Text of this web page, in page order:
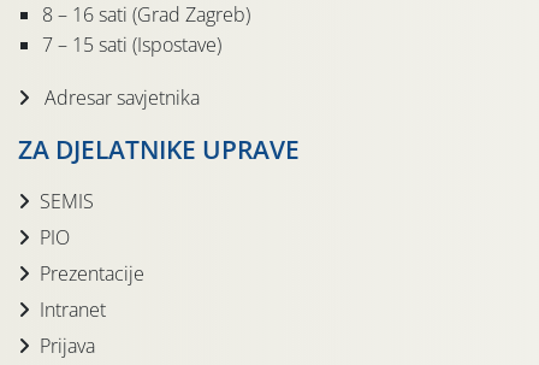
8 – 16 sati (Grad Zagreb)
7 – 15 sati (Ispostave)
Adresar savjetnika
ZA DJELATNIKE UPRAVE
SEMIS
PIO
Prezentacije
Intranet
Prijava